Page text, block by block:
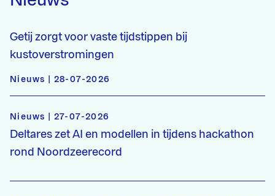
Getij zorgt voor vaste tijdstippen bij
kustoverstromingen
Nieuws | 28-07-2026
Nieuws | 27-07-2026
Deltares zet AI en modellen in tijdens hackathon
rond Noordzeerecord